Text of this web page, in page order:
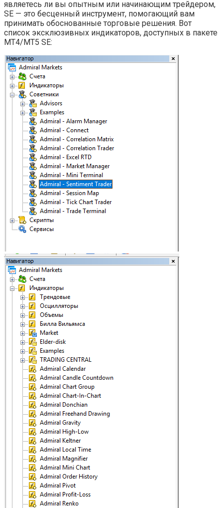
являетесь ли вы опытным или начинающим трейдером,
SE — это бесценный инструмент, помогающий вам
принимать обоснованные торговые решения. Вот
список эксклюзивных индикаторов, доступных в пакете
MT4/MT5 SE: